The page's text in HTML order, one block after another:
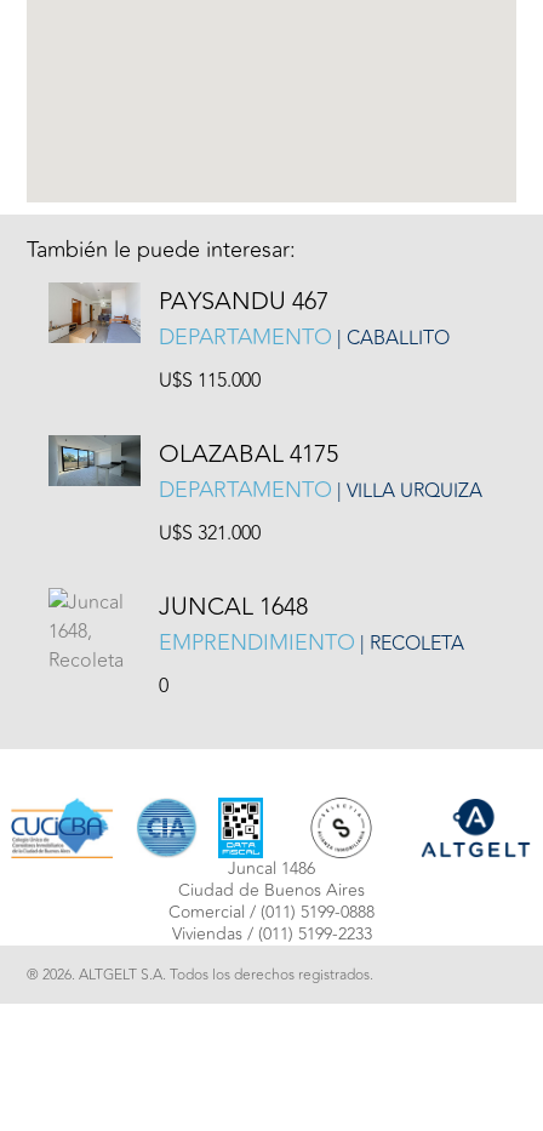
También le puede interesar:
PAYSANDU 467
DEPARTAMENTO | CABALLITO
U$S 115.000
OLAZABAL 4175
DEPARTAMENTO | VILLA URQUIZA
U$S 321.000
JUNCAL 1648
EMPRENDIMIENTO | RECOLETA
0
Juncal 1486
Ciudad de Buenos Aires
Comercial /(011) 5199-0888
Viviendas /(011) 5199-2233
® 2026. ALTGELT S.A. Todos los derechos registrados.